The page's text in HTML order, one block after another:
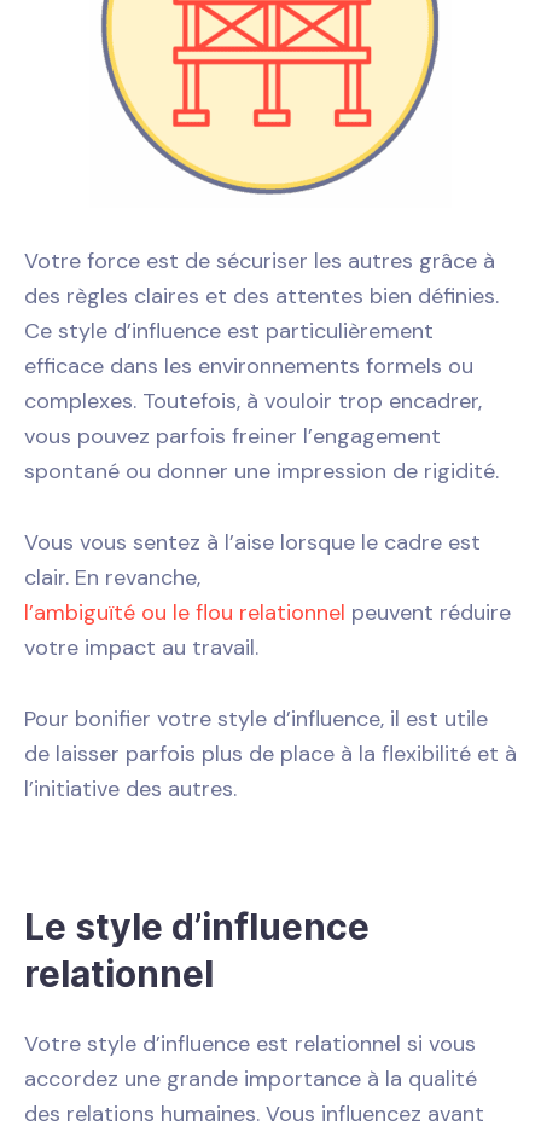
Votre force est de sécuriser les autres grâce à
des règles claires et des attentes bien définies.
Ce style d’influence est particulièrement
efficace dans les environnements formels ou
complexes. Toutefois, à vouloir trop encadrer,
vous pouvez parfois freiner l’engagement
spontané ou donner une impression de rigidité.
Vous vous sentez à l’aise lorsque le cadre est
clair. En revanche,
l’ambiguïté ou le flou relationnel peuvent réduire
votre impact au travail.
Pour bonifier votre style d’influence, il est utile
de laisser parfois plus de place à la flexibilité et à
l’initiative des autres.
Le style d’influence
relationnel
Votre style d’influence est relationnel si vous
accordez une grande importance à la qualité
des relations humaines. Vous influencez avant